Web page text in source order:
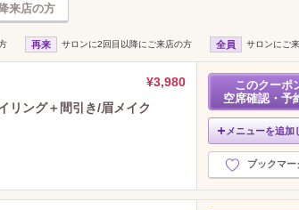
来店の方
再来 サロンに2回目以降にご来店の方 全員 サロンにご
¥3,980
リング＋間引き/眉メイク
このクーポ
空席確認・予
メニューを追加
ブックマー